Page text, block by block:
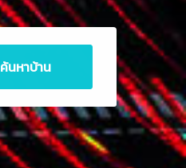
ค้นหาบ้าน